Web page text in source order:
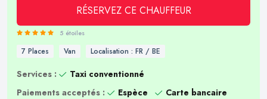
RÉSERVEZ CE CHAUFFEUR
5 étoiles
7 Places Van Localisation : FR / BE
Services :
Taxi conventionné
Paiements acceptés :
Espèce
Carte bancaire